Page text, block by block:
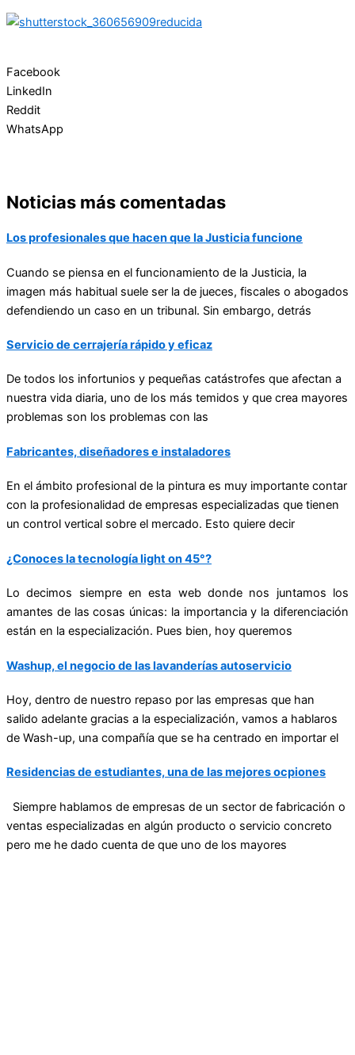
Facebook
LinkedIn
Reddit
WhatsApp
Noticias más comentadas
Los profesionales que hacen que la Justicia funcione
Cuando se piensa en el funcionamiento de la Justicia, la
imagen más habitual suele ser la de jueces, fiscales o abogados
defendiendo un caso en un tribunal. Sin embargo, detrás
Servicio de cerrajería rápido y eficaz
De todos los infortunios y pequeñas catástrofes que afectan a
nuestra vida diaria, uno de los más temidos y que crea mayores
problemas son los problemas con las
Fabricantes, diseñadores e instaladores
En el ámbito profesional de la pintura es muy importante contar
con la profesionalidad de empresas especializadas que tienen
un control vertical sobre el mercado. Esto quiere decir
¿Conoces la tecnología light on 45°?
Lo decimos siempre en esta web donde nos juntamos los
amantes de las cosas únicas: la importancia y la diferenciación
están en la especialización. Pues bien, hoy queremos
Washup, el negocio de las lavanderías autoservicio
Hoy, dentro de nuestro repaso por las empresas que han
salido adelante gracias a la especialización, vamos a hablaros
de Wash-up, una compañía que se ha centrado en importar el
Residencias de estudiantes, una de las mejores ocpiones
Siempre hablamos de empresas de un sector de fabricación o
ventas especializadas en algún producto o servicio concreto
pero me he dado cuenta de que uno de los mayores